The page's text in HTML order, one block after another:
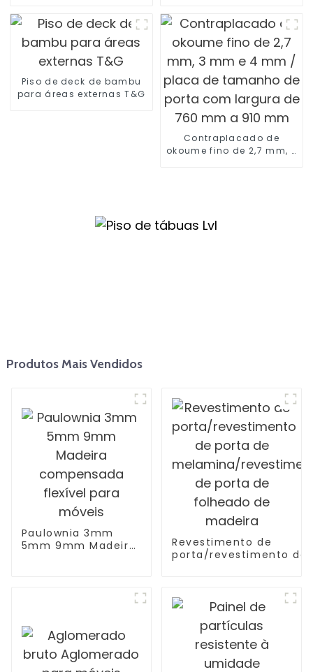
Piso de deck de bambu
para áreas externas T&G
Contraplacado de
okoume fino de 2,7 mm, 3
Produtos Mais Vendidos
Paulownia 3mm
5mm 9mm Madeira
Revestimento de
porta/revestimento de
de porta de folheado
de madeira